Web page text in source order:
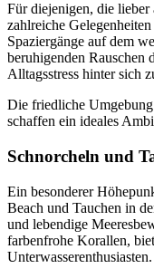
Für diejenigen, die
zahlreiche
Spaziergänge auf dem
beruhigenden Rauschen
Alltagsstress hinter sich
Die friedliche
schaffen ein ideales
Schnorcheln und
Ein besonderer
Beach und Tauchen in
und lebendige
farbenfrohe Korallen,
Unterwasserenthusiasten.